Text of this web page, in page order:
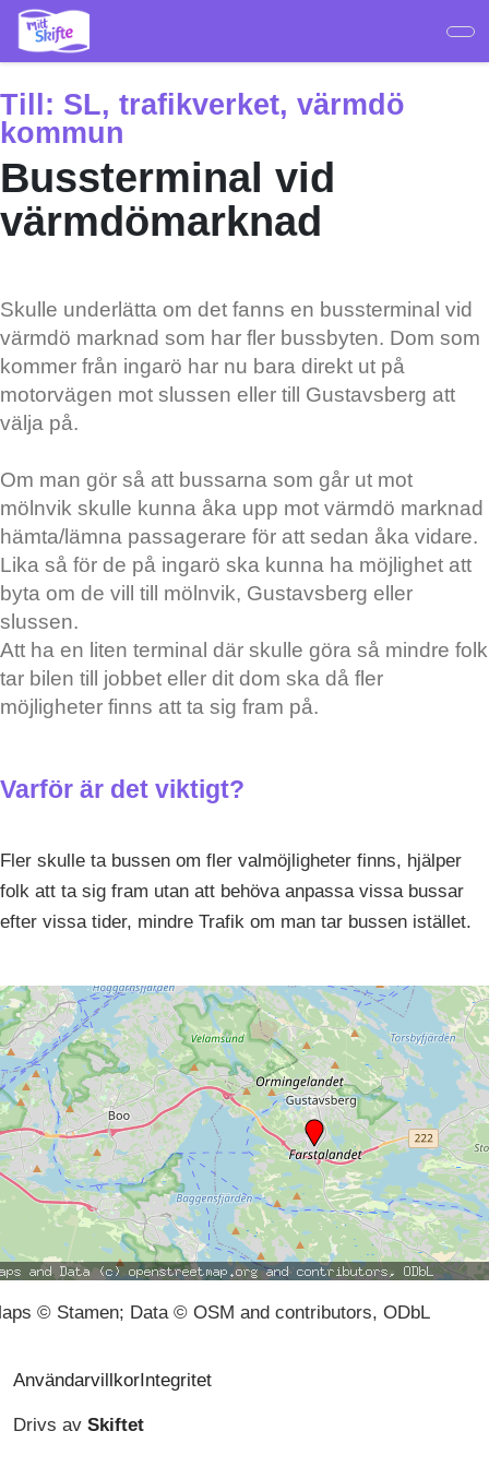
Hoppa
huvudinnehåll
Till: SL, trafikverket, värmdö
kommun
Bussterminal vid
värmdömarknad
Skulle underlätta om det fanns en bussterminal vid
värmdö marknad som har fler bussbyten. Dom som
kommer från ingarö har nu bara direkt ut på
motorvägen mot slussen eller till Gustavsberg att
välja på.
Om man gör så att bussarna som går ut mot
mölnvik skulle kunna åka upp mot värmdö marknad
hämta/lämna passagerare för att sedan åka vidare.
Lika så för de på ingarö ska kunna ha möjlighet att
byta om de vill till mölnvik, Gustavsberg eller
slussen.
Att ha en liten terminal där skulle göra så mindre folk
tar bilen till jobbet eller dit dom ska då fler
möjligheter finns att ta sig fram på.
Varför är det viktigt?
Fler skulle ta bussen om fler valmöjligheter finns, hjälper
folk att ta sig fram utan att behöva anpassa vissa bussar
efter vissa tider, mindre Trafik om man tar bussen istället.
© Stamen; Data © OSM and contributors, ODbL
AnvändarvillkorIntegritet
Drivs av Skiftet